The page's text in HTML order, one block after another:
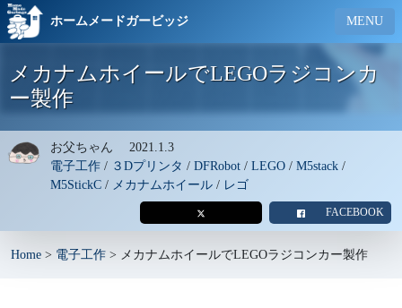
ホームメードガービッジ MENU
メカナムホイールでLEGOラジコンカ
ー製作
お父ちゃん 2021.1.3
電子工作 / ３Dプリンタ / DFRobot / LEGO / M5stack /
M5StickC / メカナムホイール / レゴ
FACEBOOK
Home > 電子工作 > メカナムホイールでLEGOラジコンカー製作